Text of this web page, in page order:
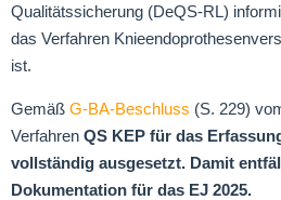
Qualitätssicherung (DeQS-RL)
das Verfahren
ist.
Gemäß G-BA-Beschluss (S. 229)
Verfahren QS KEP für das
vollständig ausgesetzt. Damit
Dokumentation für das EJ 2025.